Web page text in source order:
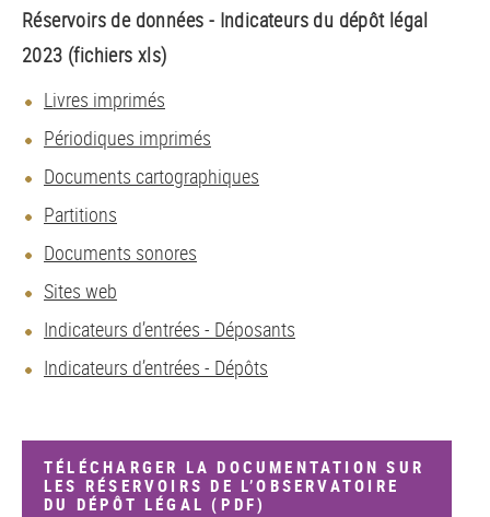
Réservoirs de données - Indicateurs du dépôt légal
2023 (fichiers xls)
Livres imprimés
Périodiques imprimés
Documents cartographiques
Partitions
Documents sonores
Sites web
Indicateurs d’entrées - Déposants
Indicateurs d’entrées - Dépôts
TÉLÉCHARGER LA DOCUMENTATION SUR
LES RÉSERVOIRS DE L’OBSERVATOIRE
DU DÉPÔT LÉGAL (PDF)